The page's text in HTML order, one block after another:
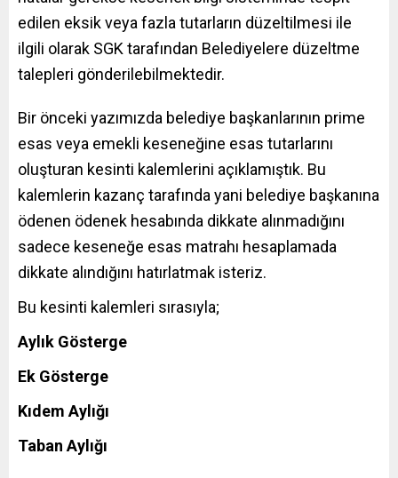
edilen eksik veya fazla tutarların düzeltilmesi ile
ilgili olarak SGK tarafından Belediyelere düzeltme
talepleri gönderilebilmektedir.
Bir önceki yazımızda belediye başkanlarının prime
esas veya emekli keseneğine esas tutarlarını
oluşturan kesinti kalemlerini açıklamıştık. Bu
kalemlerin kazanç tarafında yani belediye başkanına
ödenen ödenek hesabında dikkate alınmadığını
sadece keseneğe esas matrahı hesaplamada
dikkate alındığını hatırlatmak isteriz.
Bu kesinti kalemleri sırasıyla;
Aylık Gösterge
Ek Gösterge
Kıdem Aylığı
Taban Aylığı